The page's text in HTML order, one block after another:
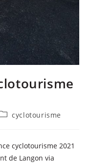
cyclotourisme
cyclotourisme 2021
de Langon via